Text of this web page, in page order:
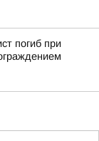
погиб при